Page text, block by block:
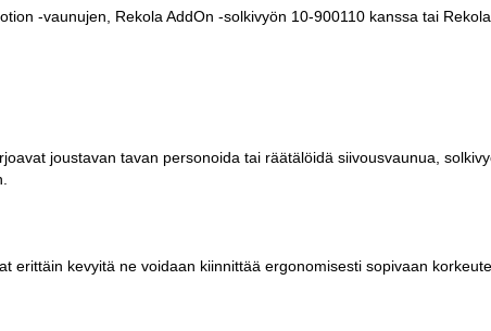
-vaunujen, Rekola AddOn -solkivyön 10-900110 kanssa tai
joustavan tavan personoida tai räätälöidä siivousvaunua,
erittäin kevyitä ne voidaan kiinnittää ergonomisesti sopivaan